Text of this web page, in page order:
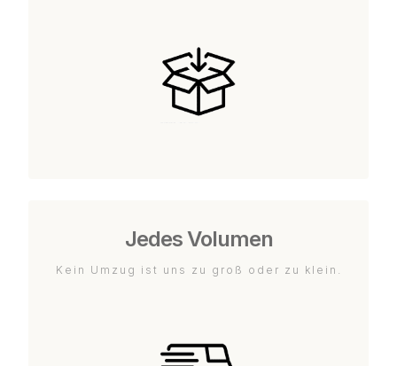
Jedes Volumen
Kein Umzug ist uns zu groß oder zu klein.